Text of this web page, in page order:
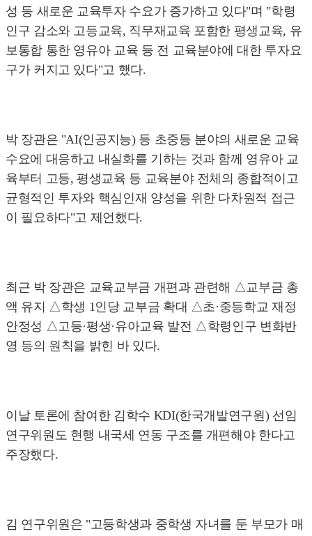
성 등 새로운 교육투자 수요가 증가하고 있다"며 "학령
인구 감소와 고등교육, 직무재교육 포함한 평생교육, 유
보통합 통한 영유아 교육 등 전 교육분야에 대한 투자요
구가 커지고 있다"고 했다.
박 장관은 "AI(인공지능) 등 초중등 분야의 새로운 교육
수요에 대응하고 내실화를 기하는 것과 함께 영유아 교
육부터 고등, 평생교육 등 교육분야 전체의 종합적이고
균형적인 투자와 핵심인재 양성을 위한 다차원적 접근
이 필요하다"고 제언했다.
최근 박 장관은 교육교부금 개편과 관련해 △교부금 총
액 유지 △학생 1인당 교부금 확대 △초·중등학교 재정
안정성 △고등·평생·유아교육 발전 △학령인구 변화반
영 등의 원칙을 밝힌 바 있다.
이날 토론에 참여한 김학수 KDI(한국개발연구원) 선임
연구위원도 현행 내국세 연동 구조를 개편해야 한다고
주장했다.
김 연구위원은 "고등학생과 중학생 자녀를 둔 부모가 매